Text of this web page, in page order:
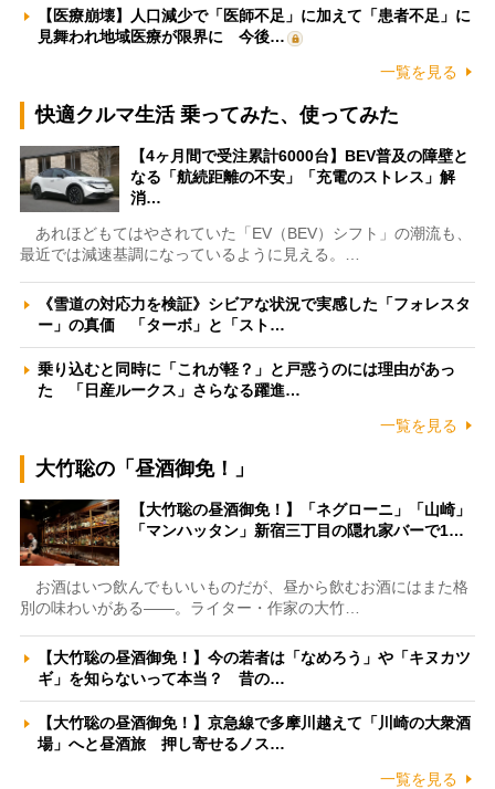
【医療崩壊】人口減少で「医師不足」に加えて「患者不足」に
見舞われ地域医療が限界に 今後…
一覧を見る
快適クルマ生活 乗ってみた、使ってみた
【4ヶ月間で受注累計6000台】BEV普及の障壁と
なる「航続距離の不安」「充電のストレス」解
消…
あれほどもてはやされていた「EV（BEV）シフト」の潮流も、
最近では減速基調になっているように見える。…
《雪道の対応力を検証》シビアな状況で実感した「フォレスタ
ー」の真価 「ターボ」と「スト…
乗り込むと同時に「これが軽？」と戸惑うのには理由があっ
た 「日産ルークス」さらなる躍進…
一覧を見る
大竹聡の「昼酒御免！」
【大竹聡の昼酒御免！】「ネグローニ」「山崎」
「マンハッタン」新宿三丁目の隠れ家バーで1…
お酒はいつ飲んでもいいものだが、昼から飲むお酒にはまた格
別の味わいがある――。ライター・作家の大竹…
【大竹聡の昼酒御免！】今の若者は「なめろう」や「キヌカツ
ギ」を知らないって本当？ 昔の…
【大竹聡の昼酒御免！】京急線で多摩川越えて「川崎の大衆酒
場」へと昼酒旅 押し寄せるノス…
一覧を見る